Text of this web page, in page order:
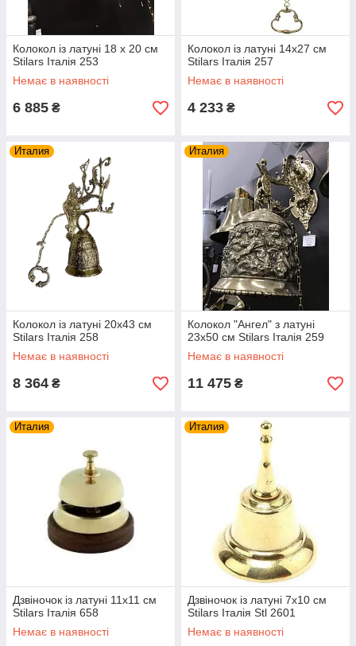
Колокол із латуні 18 х 20 см
Stilars Італія 253
Немає в наявності
6 885 ₴
Колокол із латуні 14х27 см
Stilars Італія 257
Немає в наявності
4 233 ₴
Италия
Колокол із латуні 20х43 см
Stilars Італія 258
Немає в наявності
8 364 ₴
Италия
Колокол "Ангел" з латуні
23х50 см Stilars Італія 259
Немає в наявності
11 475 ₴
Италия
Дзвіночок із латуні 11х11 см
Stilars Італія 658
Немає в наявності
Италия
Дзвіночок із латуні 7х10 см
Stilars Італія Stl 2601
Немає в наявності